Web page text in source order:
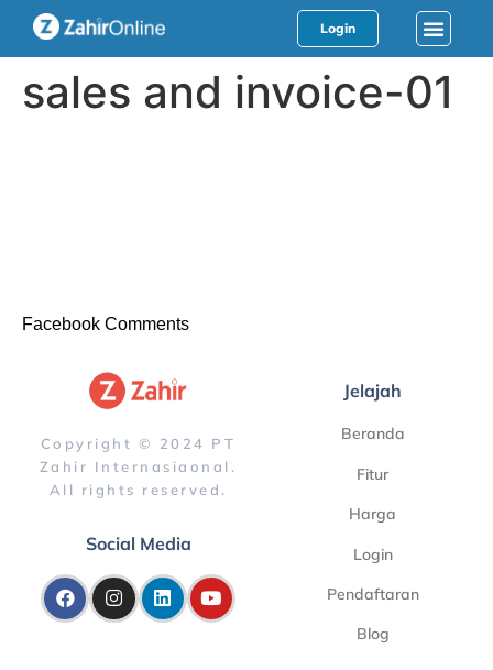
Login
sales and invoice-01
Facebook Comments
Copyright © 2024 PT
Zahir Internasiaonal.
All rights reserved.
Social Media
Jelajah
Beranda
Fitur
Harga
Login
Pendaftaran
Blog